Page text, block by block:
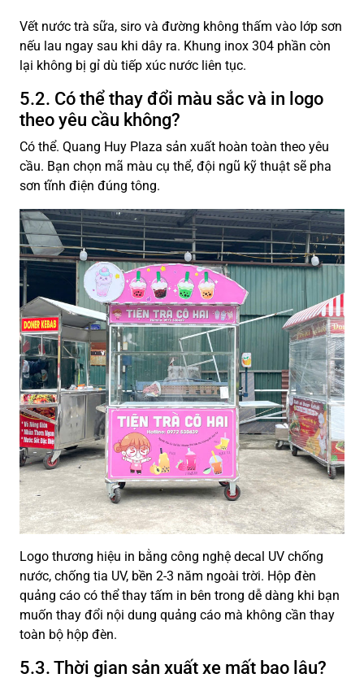
Vết nước trà sữa, siro và đường không thấm vào lớp sơn
nếu lau ngay sau khi dây ra. Khung inox 304 phần còn
lại không bị gỉ dù tiếp xúc nước liên tục.
5.2. Có thể thay đổi màu sắc và in logo
theo yêu cầu không?
Có thể. Quang Huy Plaza sản xuất hoàn toàn theo yêu
cầu. Bạn chọn mã màu cụ thể, đội ngũ kỹ thuật sẽ pha
sơn tĩnh điện đúng tông.
Logo thương hiệu in bằng công nghệ decal UV chống
nước, chống tia UV, bền 2-3 năm ngoài trời. Hộp đèn
quảng cáo có thể thay tấm in bên trong dễ dàng khi bạn
muốn thay đổi nội dung quảng cáo mà không cần thay
toàn bộ hộp đèn.
5.3. Thời gian sản xuất xe mất bao lâu?